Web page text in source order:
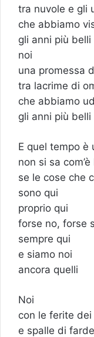
tra nuvole e gli
che abbiamo
gli anni più belli
noi
una promessa
tra lacrime di
che abbiamo
gli anni più belli
E quel tempo è
non si sa
se le cose che
sono qui
proprio qui
forse no, forse
sempre qui
e siamo noi
ancora quelli
Noi
con le ferite dei
e spalle di